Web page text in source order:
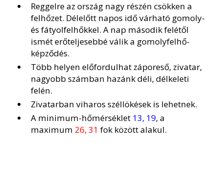
Reggelre az ország nagy részén csökken a
felhőzet. Délelőtt napos idő várható gomoly-
és fátyolfelhőkkel. A nap második felétől
ismét erőteljesebbé válik a gomolyfelhő-
képződés.
Több helyen előfordulhat záporeső, zivatar,
nagyobb számban hazánk déli, délkeleti
felén.
Zivatarban viharos széllökések is lehetnek.
A minimum-hőmérséklet 13, 19, a
maximum 26, 31 fok között alakul.